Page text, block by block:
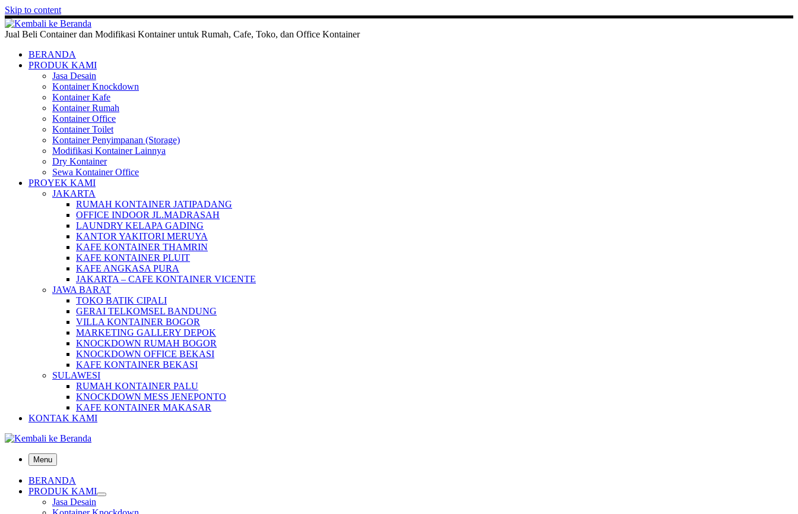
Skip to content
Jual Beli Container dan Modifikasi Kontainer untuk Rumah, Cafe, Toko, dan Office Kontainer
BERANDA
PRODUK KAMI
Jasa Desain
Kontainer Knockdown
Kontainer Kafe
Kontainer Rumah
Kontainer Office
Kontainer Toilet
Kontainer Penyimpanan (Storage)
Modifikasi Kontainer Lainnya
Dry Kontainer
Sewa Kontainer Office
PROYEK KAMI
JAKARTA
RUMAH KONTAINER JATIPADANG
OFFICE INDOOR JL.MADRASAH
LAUNDRY KELAPA GADING
KANTOR YAKITORI MERUYA
KAFE KONTAINER THAMRIN
KAFE KONTAINER PLUIT
KAFE ANGKASA PURA
JAKARTA – CAFE KONTAINER VICENTE
JAWA BARAT
TOKO BATIK CIPALI
GERAI TELKOMSEL BANDUNG
VILLA KONTAINER BOGOR
MARKETING GALLERY DEPOK
KNOCKDOWN RUMAH BOGOR
KNOCKDOWN OFFICE BEKASI
KAFE KONTAINER BEKASI
SULAWESI
RUMAH KONTAINER PALU
KNOCKDOWN MESS JENEPONTO
KAFE KONTAINER MAKASAR
KONTAK KAMI
Menu
BERANDA
PRODUK KAMI
Jasa Desain